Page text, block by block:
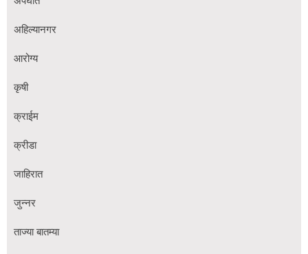
अहिल्यानगर
आरोग्य
कृषी
क्राईम
क्रीडा
जाहिरात
जुन्नर
ताज्या बातम्या